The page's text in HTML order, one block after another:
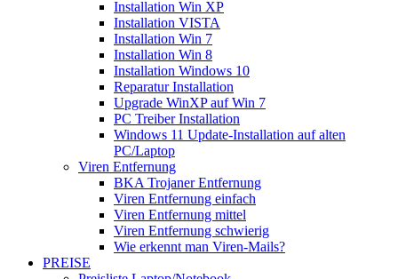
Installation Win XP
Installation VISTA
Installation Win 7
Installation Win 8
Installation Windows 10
Reparatur Installation
Upgrade WinXP auf Win 7
PC Treiber Installation
Windows 11 Update-Installation auf alten
PC/Laptop
Viren Entfernung
BKA Trojaner Entfernung
Viren Entfernung einfach
Viren Entfernung mittel
Viren Entfernung schwierig
Wie erkennt man Viren-Mails?
PREISE